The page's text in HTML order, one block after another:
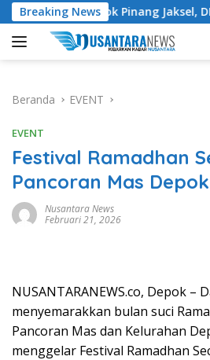
Langsung
ke
konten
Breaking News
Pondok Pinang Jaksel, DPR:
Beranda EVENT
EVENT
Festival Ramadhan
Pancoran Mas Depok
Nusantara News
Februari 21, 2026
NUSANTARANEWS.co, Depok –
menyemarakkan bulan suci
Pancoran Mas dan Kelurahan
menggelar Festival Ramadhan